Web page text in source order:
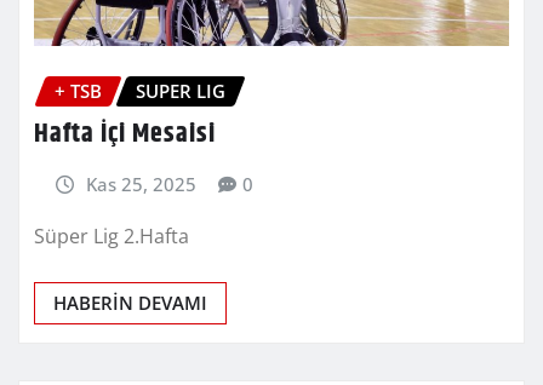
+ TSB SUPER LIG
Hafta İçi Mesaisi
Kas 25, 2025 0
Süper Lig 2.Hafta
HABERİN DEVAMI